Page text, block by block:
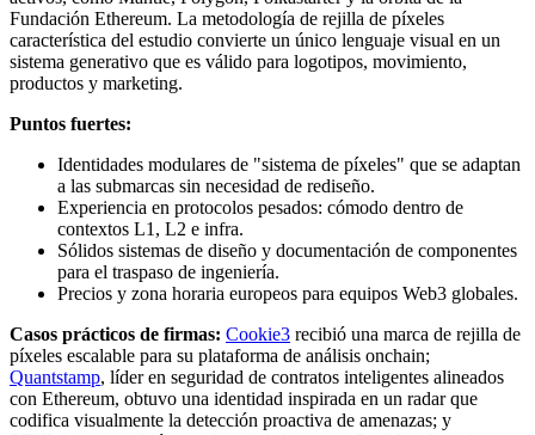
Fundación Ethereum. La metodología de rejilla de píxeles
característica del estudio convierte un único lenguaje visual en un
sistema generativo que es válido para logotipos, movimiento,
productos y marketing.
Puntos fuertes:
Identidades modulares de "sistema de píxeles" que se adaptan
a las submarcas sin necesidad de rediseño.
Experiencia en protocolos pesados: cómodo dentro de
contextos L1, L2 e infra.
Sólidos sistemas de diseño y documentación de componentes
para el traspaso de ingeniería.
Precios y zona horaria europeos para equipos Web3 globales.
Casos prácticos de firmas: Cookie3 recibió una marca de rejilla de
píxeles escalable para su plataforma de análisis onchain;
Quantstamp, líder en seguridad de contratos inteligentes alineados
con Ethereum, obtuvo una identidad inspirada en un radar que
codifica visualmente la detección proactiva de amenazas; y